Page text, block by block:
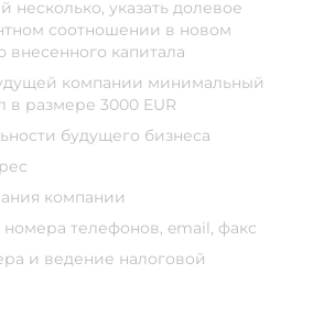
несколько, указать долевое
соотношении в новом
капитала
компании минимальный
в размере 3000 EUR
будущего бизнеса
компании
номера телефонов, email, факс
и ведение налоговой